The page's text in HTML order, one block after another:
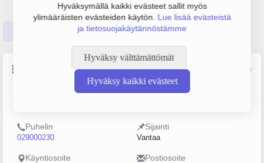
Hyväksymällä kaikki evästeet sallit myös
ylimääräisten evästeiden käytön. Lue lisää evästeistä
ja tietosuojakäytännöstämme
Hyväksy välttämättömät
Hyväksy kaikki evästeet
Tilinpäätösluvut Päättäjätiedot
Perustiedot Lähde: YTJ, PRH, Traficom
Henkilöstömäärä
Puhelin
029000230
Sijainti
Vantaa
Käyntiosoite Postiosoite